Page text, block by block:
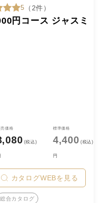
5 （2件）
円コース ジャスミ
売価格
(税込)
標準価格
4,400 (税込)
円
カタログWEBを見る
総合カタログ